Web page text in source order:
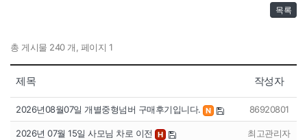
목록
총 게시물 240 개, 페이지 1
제목 작성자
2026년08월07일 개별중형넘버 구매후기입니다. N 86920801
2026년 07월 15일 사모님 차로 이전 H 최고관리자